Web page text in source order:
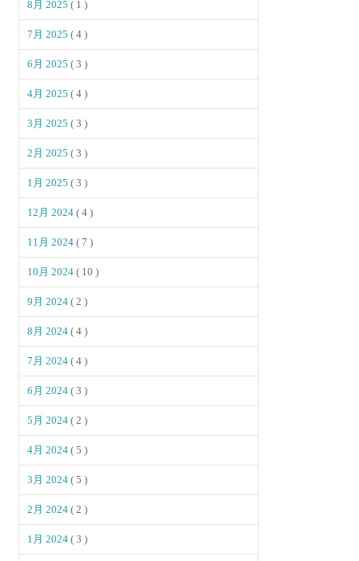
8月 2025( 1 )
7月 2025( 4 )
6月 2025( 3 )
4月 2025( 4 )
3月 2025( 3 )
2月 2025( 3 )
1月 2025( 3 )
12月 2024( 4 )
11月 2024( 7 )
10月 2024( 10 )
9月 2024( 2 )
8月 2024( 4 )
7月 2024( 4 )
6月 2024( 3 )
5月 2024( 2 )
4月 2024( 5 )
3月 2024( 5 )
2月 2024( 2 )
1月 2024( 3 )